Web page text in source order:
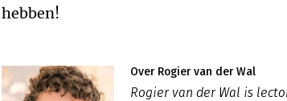
hebben!
Over Rogier van der Wal
Rogier van der Wal is